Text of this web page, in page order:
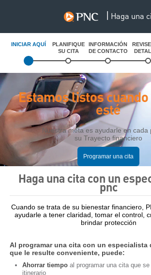
| Haga una
INICIAR AQUÍ
PLANIFIQUE
SU CITA
INFORMACIÓN
DE CONTACTO
Estamos listos
esté
Nuestra meta es ayudarle en cada
su Trayecto financiero
Programar una cita
Haga una cita con un
pnc
Cuando se trata de su bienestar financiero,
ayudarle a tener claridad, tomar el control,
brindar protección
Al programar una cita con un especialista
que le resulte conveniente, puede:
Ahorrar tiempoal programar una cita que
itinerario